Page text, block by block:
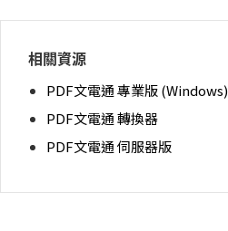
相關資源
PDF文電通 專業版 (Windows)
PDF文電通 轉換器
PDF文電通 伺服器版